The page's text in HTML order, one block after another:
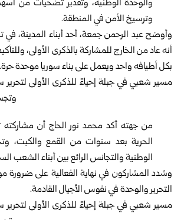
والوحدة الوطنية، وتقدير تضحيات من
وترسيخ الأمن في المنطقة.
وأوضح عبد الرحمن جمعة، أحد أبناء المدينة، في
أنه عاد من الخارج للمشاركة بالذكرى الأولى،
بكل أطيافه واحد ويعمل على بناء سوريا موحدة حرة.
من جهته أكد محمد نور الحاج أن مشاركته
الحرية بعد سنوات من القمع والكبت،
الوطنية والتجانس الرائع بين أبناء الشعب
وشدد المشاركون في نهاية الفعالية على ضرورة
التحرير والوحدة في نفوس الأجيال القادمة.